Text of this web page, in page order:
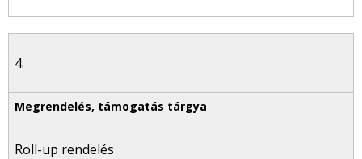
4.
Roll-up rendelés